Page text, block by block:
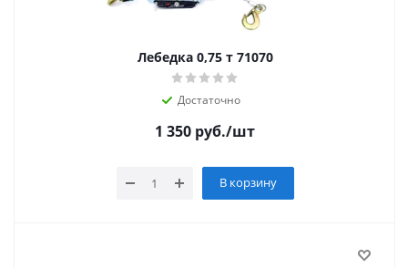
Лебедка 0,75 т 71070
Достаточно
1 350 руб./шт
В корзину